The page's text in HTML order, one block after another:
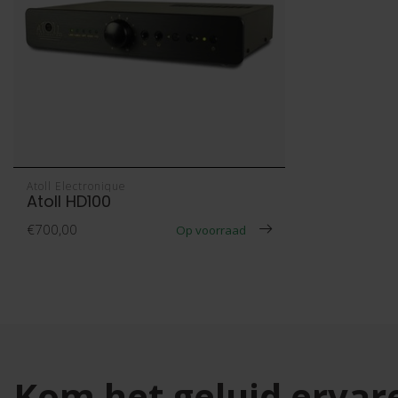
Atoll Electronique
Atoll HD100
€700,00 Op voorraad